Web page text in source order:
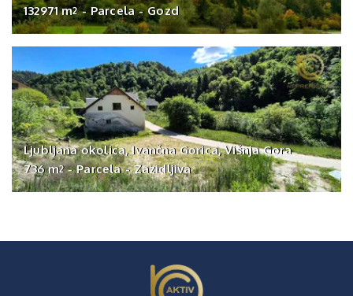
132971 m2 - Parcela - Gozd
Ljubljana okolica, Ivančna Gorica, Višnja Gora
736 m2 - Parcela - Zazidljiva